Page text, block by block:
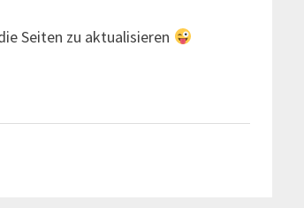
Seiten zu aktualisieren